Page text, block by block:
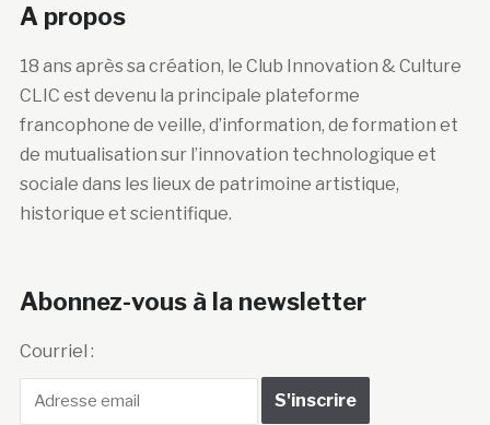
A propos
18 ans après sa création, le Club Innovation & Culture
CLIC est devenu la principale plateforme
francophone de veille, d’information, de formation et
de mutualisation sur l’innovation technologique et
sociale dans les lieux de patrimoine artistique,
historique et scientifique.
Abonnez-vous à la newsletter
Courriel :